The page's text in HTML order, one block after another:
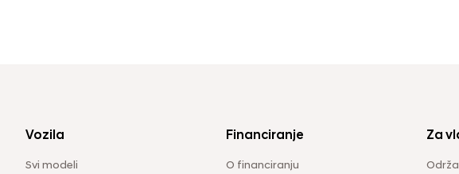
Vozila
Svi modeli
Financiranje
O financiranju
Za